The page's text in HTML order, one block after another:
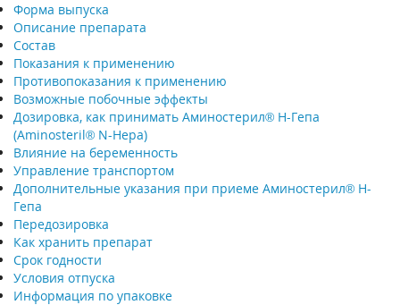
Форма выпуска
Описание препарата
Состав
Показания к применению
Противопоказания к применению
Возможные побочные эффекты
Дозировка, как принимать Аминостерил® Н-Гепа
(Aminosteril® N-Hepa)
Влияние на беременность
Управление транспортом
Дополнительные указания при приеме Аминостерил® Н-
Гепа
Передозировка
Как хранить препарат
Срок годности
Условия отпуска
Информация по упаковке